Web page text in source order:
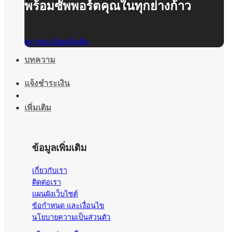
พร้อมซัพพอร์ตคุณในทุกย่างก้าว
ดูรายละเอียดเพิ่มเติม
บทความ
แจ้งชำระเงิน
เพิ่มเติม
ข้อมูลเพิ่มเติม
เกี่ยวกับเรา
ติดต่อเรา
แผนผังเว็บไซต์
ข้อกำหนด และเงื่อนไข
นโยบายความเป็นส่วนตัว